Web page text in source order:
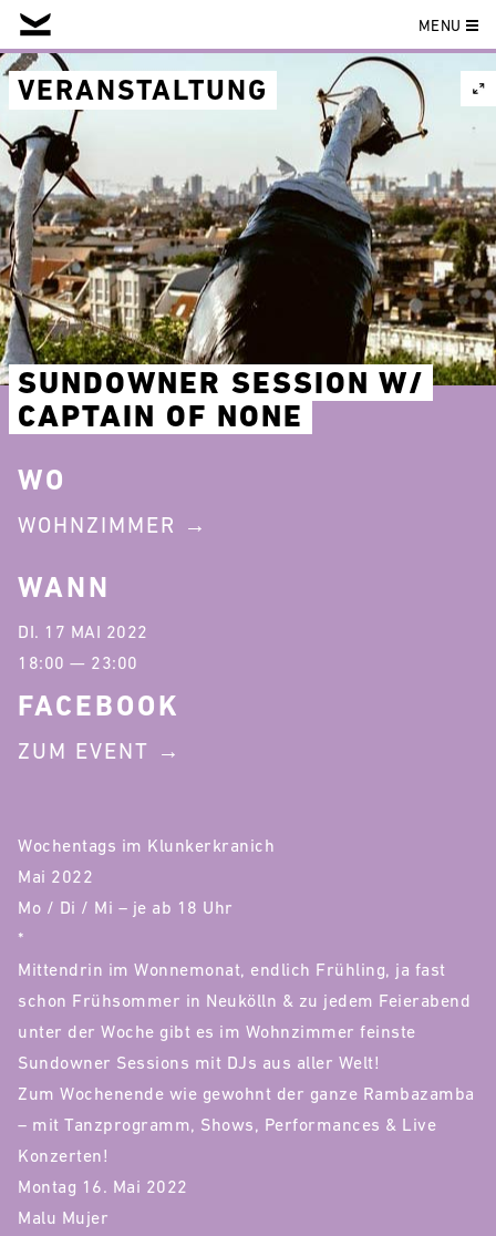
Skip
to
content
MENU
VERANSTALTUNG
SUNDOWNER SESSION W/
CAPTAIN OF NONE
Wochentags im Klunkerkranich
Mai 2022
Mo / Di / Mi – je ab 18 Uhr
*
Mittendrin im Wonnemonat, endlich Frühling, ja fast
schon Frühsommer in Neukölln & zu jedem Feierabend
unter der Woche gibt es im Wohnzimmer feinste
Sundowner Sessions mit DJs aus aller Welt!
Zum Wochenende wie gewohnt der ganze Rambazamba
– mit Tanzprogramm, Shows, Performances & Live
Konzerten!
Montag 16. Mai 2022
Malu Mujer
WO
WOHNZIMMER
WANN
DI. 17 MAI 2022
18:00 — 23:00
FACEBOOK
ZUM EVENT